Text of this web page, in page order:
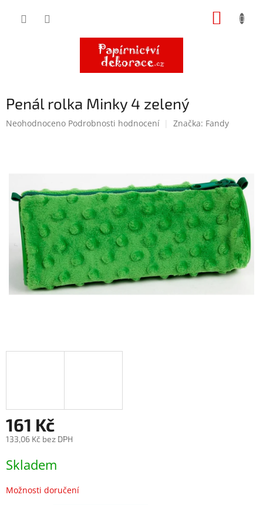
Penál rolka Minky 4 zelený
Průměrné
hvězdiček.
Neohodnoceno Podrobnosti hodnocení Značka: Fandy
161 Kč
133,06 Kč bez DPH
cena:
Skladem
Možnosti doručení